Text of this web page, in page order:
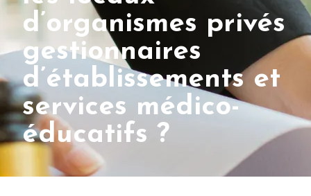
d’organismes privés
gestionnaires
d’établissements et
services médico-
éducatifs ?